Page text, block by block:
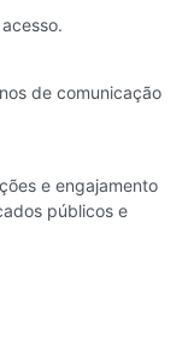
de comunicação
e engajamento
públicos e